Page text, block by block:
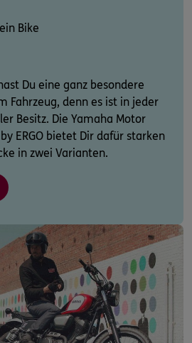
Bike
Du eine ganz besondere
Fahrzeug, denn es ist in jeder
Besitz. Die Yamaha Motor
ERGO bietet Dir dafür starken
in zwei Varianten.